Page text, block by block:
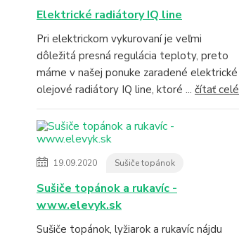
Elektrické radiátory IQ line
Pri elektrickom vykurovaní je veľmi
dôležitá presná regulácia teploty, preto
máme v našej ponuke zaradené elektrické
olejové radiátory IQ line, ktoré ... čítať celé
19.09.2020 Sušiče topánok
Sušiče topánok a rukavíc -
www.elevyk.sk
Sušiče topánok, lyžiarok a rukavíc nájdu